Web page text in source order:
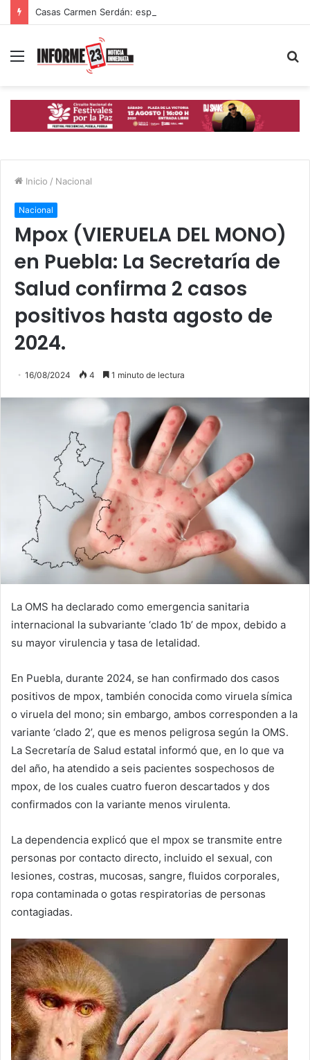
Menú
Inicio / Nacional
Nacional
Mpox (VIERUELA DEL MONO)
en Puebla: La Secretaría de
Salud confirma 2 casos
positivos hasta agosto de
2024.
16/08/2024 4 1 minuto de lectura
La OMS ha declarado como emergencia sanitaria
internacional la subvariante ‘clado 1b’ de mpox, debido a
su mayor virulencia y tasa de letalidad.
En Puebla, durante 2024, se han confirmado dos casos
positivos de mpox, también conocida como viruela símica
o viruela del mono; sin embargo, ambos corresponden a la
variante ‘clado 2’, que es menos peligrosa según la OMS.
La Secretaría de Salud estatal informó que, en lo que va
del año, ha atendido a seis pacientes sospechosos de
mpox, de los cuales cuatro fueron descartados y dos
confirmados con la variante menos virulenta.
La dependencia explicó que el mpox se transmite entre
personas por contacto directo, incluido el sexual, con
lesiones, costras, mucosas, sangre, fluidos corporales,
ropa contaminada o gotas respiratorias de personas
contagiadas.